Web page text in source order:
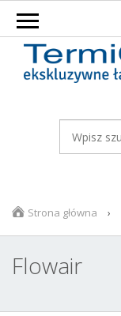
Strona główna
Flowair